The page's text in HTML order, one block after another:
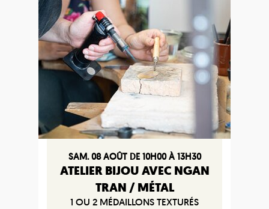
SAM. 08 AOÛT DE 10H00 À 13H30
ATELIER BIJOU AVEC NGAN
TRAN / MÉTAL
1 OU 2 MÉDAILLONS TEXTURÉS